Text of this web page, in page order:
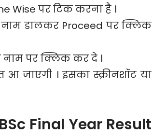
Wise पर टिक करना है ।
नाम डालकर Proceed पर क्लिक
पर क्लिक कर दे ।
जाएगी । इसका स्क्रीनशॉट या
Final Year Result